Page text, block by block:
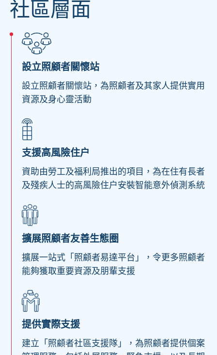
社區層面
設立照顧者關懷站
設立照顧者關懷站，為照顧者及其家人提供實用
資源及身心靈活動
支援高風險住户
資助由勞工及福利局推出的項目，為在住有長者
及殘疾人士的高風險住户安裝智能意外偵測系統
擴展照顧者友善生態圈
擴展一站式「照顧者易達平台」，令更多照顧者
能夠獲取重要資源及朋輩支援
提供實際支援
建立「照顧者社區支援隊」，為照顧者提供個案